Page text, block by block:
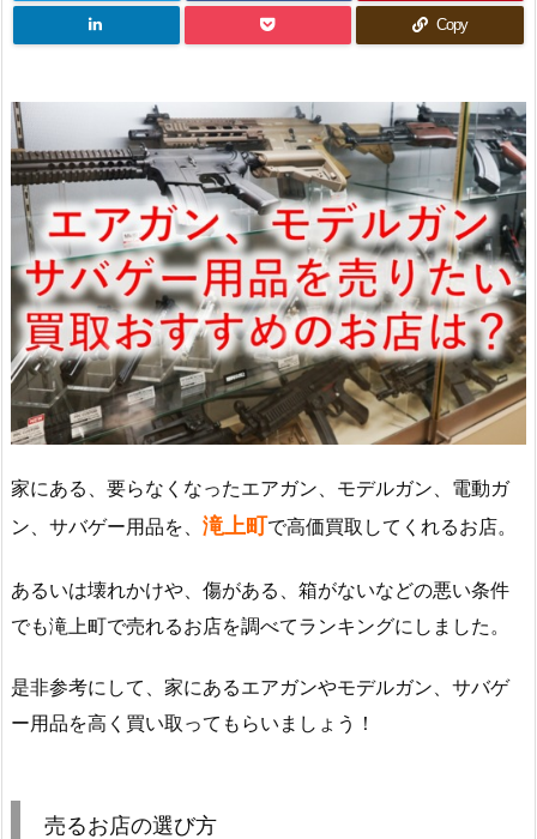
Copy
家にある、要らなくなったエアガン、モデルガン、電動ガ
ン、サバゲー用品を、 滝上町で高価買取してくれるお店。
あるいは壊れかけや、傷がある、箱がないなどの悪い条件
でも滝上町で売れるお店を調べてランキングにしました。
是非参考にして、家にあるエアガンやモデルガン、サバゲ
ー用品を高く買い取ってもらいましょう！
売るお店の選び方